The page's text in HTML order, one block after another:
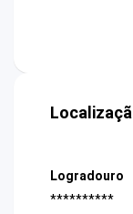
Logradouro
**********